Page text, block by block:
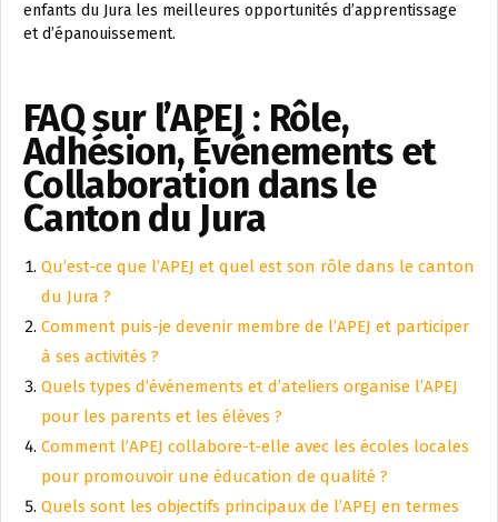
enfants du Jura les meilleures opportunités d’apprentissage
et d’épanouissement.
FAQ sur l’APEJ : Rôle,
Adhésion, Événements et
Collaboration dans le
Canton du Jura
Qu’est-ce que l’APEJ et quel est son rôle dans le canton
du Jura ?
Comment puis-je devenir membre de l’APEJ et participer
à ses activités ?
Quels types d’événements et d’ateliers organise l’APEJ
pour les parents et les élèves ?
Comment l’APEJ collabore-t-elle avec les écoles locales
pour promouvoir une éducation de qualité ?
Quels sont les objectifs principaux de l’APEJ en termes